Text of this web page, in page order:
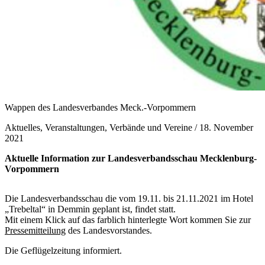
Wappen des Landesverbandes Meck.-Vorpommern
Aktuelles, Veranstaltungen, Verbände und Vereine / 18. November
2021
Aktuelle Information zur Landesverbandsschau Mecklenburg-
Vorpommern
Die Landesverbandsschau die vom 19.11. bis 21.11.2021 im Hotel
„Trebeltal“ in Demmin geplant ist, findet statt.
Mit einem Klick auf das farblich hinterlegte Wort kommen Sie zur
Pressemitteilung des Landesvorstandes.
Die Geflügelzeitung informiert.